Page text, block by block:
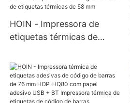
HOIN - Impressora de
etiquetas térmicas de
remessa, impressora de
código de barras de
etiquetas térmicas de 58